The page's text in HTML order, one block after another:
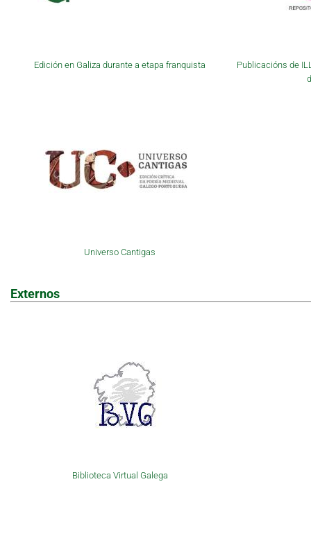
Edición en Galiza durante a etapa franquista
Publicacións de
Universo Cantigas
Externos
Biblioteca Virtual Galega